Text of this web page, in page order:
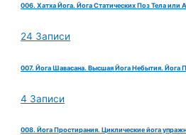
006. Хатха Йога. Йога Статических Поз Тела или
24 Записи
007. Йога Шавасана. Высшая Йога Небытия. Йога
4 Записи
008. Йога Простирания. Циклические йога